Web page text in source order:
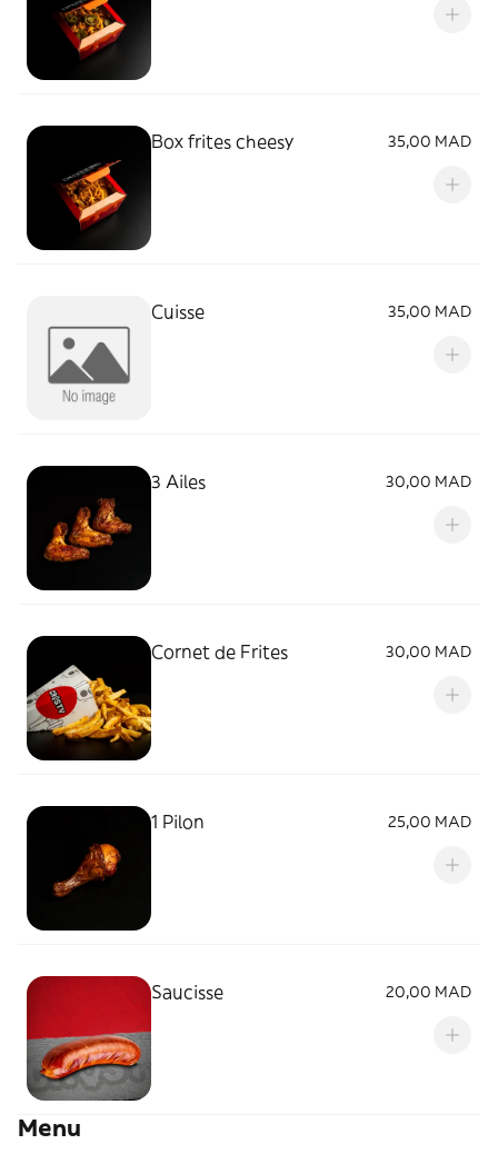
Box frites cheesy 35,00 MAD
Cuisse 35,00 MAD
3 Ailes 30,00 MAD
Cornet de Frites 30,00 MAD
1 Pilon 25,00 MAD
Saucisse 20,00 MAD
Menu